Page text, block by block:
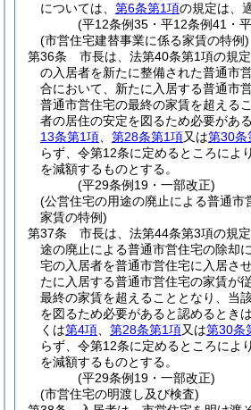
については、 第6条第1項の規定は、
(平12条例35・平12条例41・
(市営住宅建替事業に係る家賃の特例)
第36条
市長は、法第40条第1項の規
の入居者を新たに整備された普通市
合において、新たに入居する普通市
普通市営住宅の最終の家賃を超える
者の居住の安定を図るため必要があ
13条第1項
第28条第1項又は第30条
らず、令第12条に定めるところによ
を減額するものとする。
(平29条例19・一部改正)
(公営住宅の用途の廃止による普通市
家賃の特例)
第37条
市長は、法第44条第3項の規
途の廃止による普通市営住宅の除却
宅の入居者を普通市営住宅に入居さ
たに入居する普通市営住宅の家賃が
最終の家賃を超えることとなり、当
を図るため必要があると認めるときは
くは第4項 第28条第1項又は第30条
らず、令第12条に定めるところによ
を減額するものとする。
(平29条例19・一部改正)
(市営住宅の明渡し及び検査)